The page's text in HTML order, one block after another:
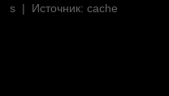
s | Источник: cache